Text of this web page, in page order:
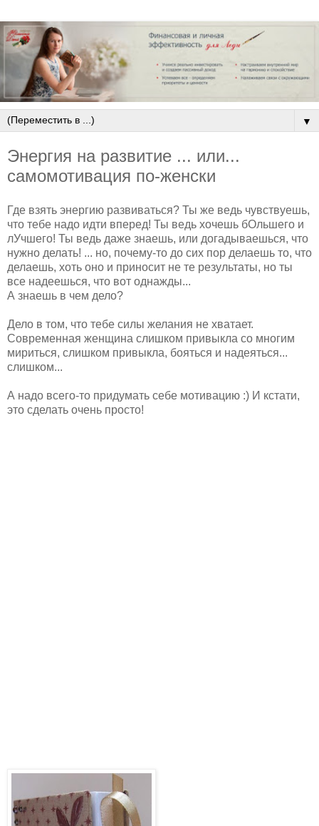
▼
Энергия на развитие ... или...
самомотивация по-женски
Где взять энергию развиваться? Ты же ведь чувствуешь,
что тебе надо идти вперед! Ты ведь хочешь бОльшего и
лУчшего! Ты ведь даже знаешь, или догадываешься, что
нужно делать! ... но, почему-то до сих пор делаешь то, что
делаешь, хоть оно и приносит не те результаты, но ты
все надеешься, что вот однажды...
А знаешь в чем дело?
Дело в том, что тебе силы желания не хватает.
Современная женщина слишком привыкла со многим
мириться, слишком привыкла, бояться и надеяться...
слишком...
А надо всего-то придумать себе мотивацию :) И кстати,
это сделать очень просто!